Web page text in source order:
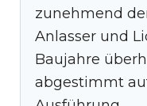
zunehmend
Anlasser und
Baujahre
abgestimmt